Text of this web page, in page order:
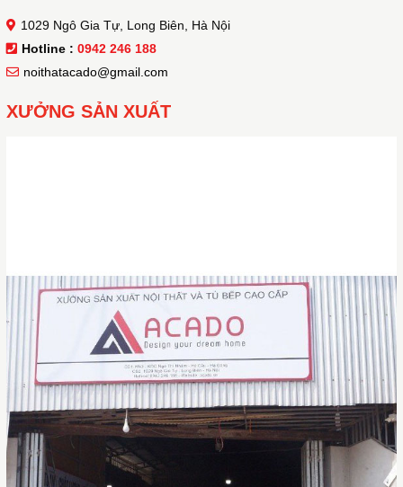
1029 Ngô Gia Tự, Long Biên, Hà Nội
Hotline : 0942 246 188
noithatacado@gmail.com
XƯỞNG SẢN XUẤT